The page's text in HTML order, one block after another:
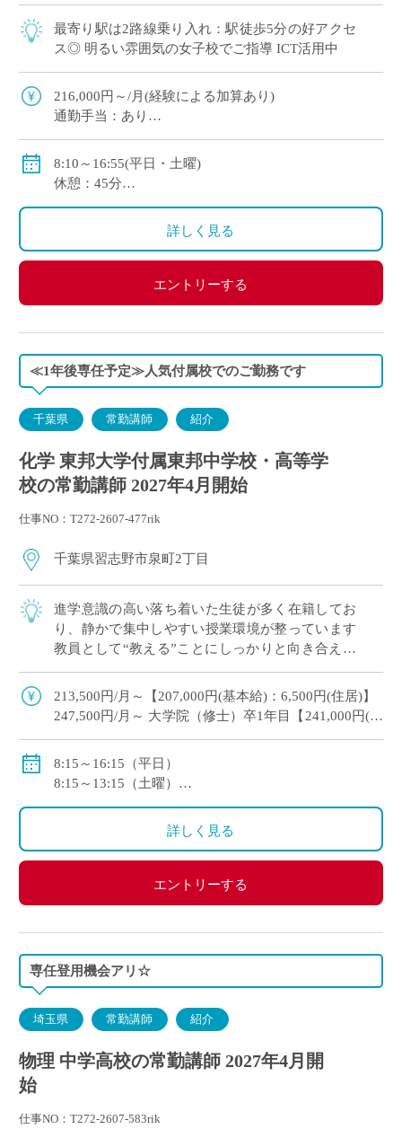
最寄り駅は2路線乗り入れ：駅徒歩5分の好アクセ
ス◎ 明るい雰囲気の女子校でご指導 ICT活用中
216,000円～/月(経験による加算あり)
通勤手当：あり
私学共済加入
8:10～16:55(平日・土曜)
休憩：45分
詳しく見る
エントリーする
≪1年後専任予定≫人気付属校でのご勤務です
千葉県 常勤講師 紹介
化学 東邦大学付属東邦中学校・高等学
校の常勤講師 2027年4月開始
仕事NO：T272-2607-477rik
千葉県習志野市泉町2丁目
進学意識の高い落ち着いた生徒が多く在籍してお
り、静かで集中しやすい授業環境が整っています
教員として“教える”ことにしっかりと向き合える
育児をしながら教壇復帰された先生 ・副 […]
213,500円/月～【207,000円(基本給)：6,500円(住居)】
247,500円/月～ 大学院（修士）卒1年目【241,000円(基
賞与：あり（年2回・年間計5.78ヶ月分）
267,800円/月～：大学院（修士）卒2年目
8:15～16:15（平日）
8:15～13:15（土曜）
詳しく見る
エントリーする
専任登用機会アリ☆
埼玉県 常勤講師 紹介
物理 中学高校の常勤講師 2027年4月開
始
仕事NO：T272-2607-583rik